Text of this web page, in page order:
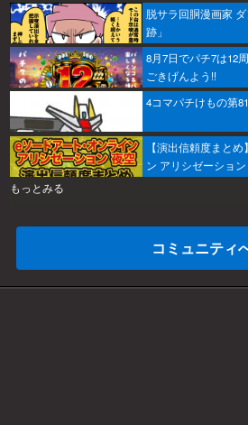
脱サラ回胴漫画家
跡」
8月7日でパチ7は12
ごきげんよう!!
4コマパチけもの第
【演出信頼度まと
ン アリシゼーショ
もっとみる
コミュニティ